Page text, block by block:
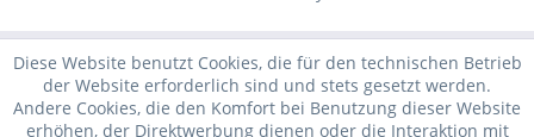
Diese Website benutzt Cookies, die für den technischen Betrieb
der Website erforderlich sind und stets gesetzt werden.
Andere Cookies, die den Komfort bei Benutzung dieser Website
erhöhen, der Direktwerbung dienen oder die Interaktion mit